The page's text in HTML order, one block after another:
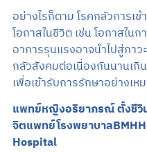
อย่างไรก็ตาม โรคกลัวการเ
โอกาสในชีวิต เช่น โอกาสใน
อาการรุนแรงอาจนำไปสู่ภา
กลัวสังคมต่อเนื่องกันนานเ
เพื่อเข้ารับการรักษาอย่างเห
แพทย์หญิงอริยาภรณ์ ตั้งชีวิ
จิตแพทย์โรงพยาบาล
Hospital